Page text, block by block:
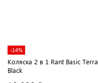
-14%
Коляска 2 в 1 Rant Basic Terra
Black